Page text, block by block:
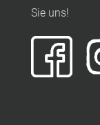
Sie uns!